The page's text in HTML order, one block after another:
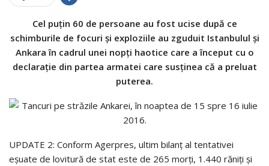
Cel puţin 60 de persoane au fost ucise după ce
schimburile de focuri şi exploziile au zguduit Istanbulul şi
Ankara în cadrul unei nopţi haotice care a început cu o
declaraţie din partea armatei care susţinea că a preluat
puterea.
UPDATE 2: Conform Agerpres, ultim bilanţ al tentativei
eşuate de lovitură de stat este de 265 morţi, 1.440 răniţi şi